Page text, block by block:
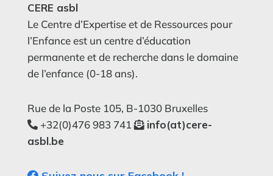
CERE asbl
Le Centre d’Expertise et de Ressources pour
l’Enfance est un centre d’éducation
permanente et de recherche dans le domaine
de l’enfance (0-18 ans).
Rue de la Poste 105, B-1030 Bruxelles
+32(0)476 983 741
info(at)cere-
asbl.be